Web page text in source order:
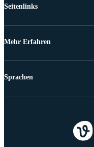
Seitenlinks
Mehr Erfahren
Sprachen